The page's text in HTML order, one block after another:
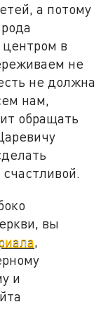
а потому
в
не
не должна
нам,
обращать
вы
,
и